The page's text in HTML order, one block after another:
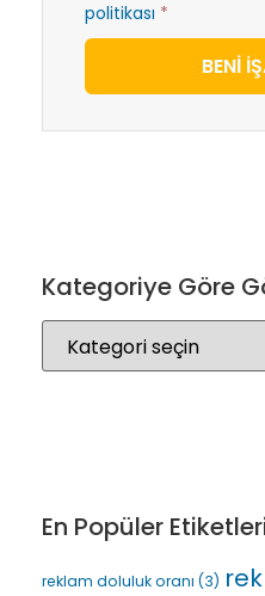
politikası *
BENİ
Kategoriye Göre
En Popüler
reklam doluluk oranı (3)